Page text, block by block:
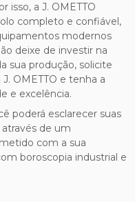
isso, a J. OMETTO
completo e confiável,
modernos
deixe de investir na
sua produção, solicite
OMETTO e tenha a
e excelência.
poderá esclarecer suas
através de um
com a sua
boroscopia industrial e